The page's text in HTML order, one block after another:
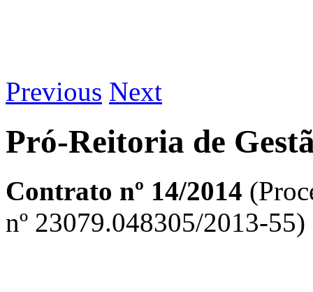
Previous Next
Pró-Reitoria de
Contrato nº 14/2014
nº 23079.048305/2013-55)